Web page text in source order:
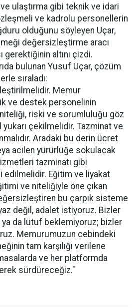
ulaştırma gibi teknik ve idari
ve kadrolu personellerin
olduğunu söyleyen Uçar,
değersizleştirme aracı
gerektiğinin altını çizdi.
bulunan Yusuf Uçar, çözüm
sıraladı:
Memur
ve destek personelinin
niteliği, riski ve sorumluluğu göz
yukarı çekilmelidir. Tazminat ve
Aradaki bu derin ücret
acilen yürürlüğe sokulacak
tazminatı gibi
Eğitim ve liyakat
ve niteliğiyle öne çıkan
bu çarpık sisteme
değil, adalet istiyoruz. Bizler
da lütuf beklemiyoruz; bizler
Memurumuzun cebindeki
tam karşılığı verilene
ve her platformda
sürdüreceğiz."